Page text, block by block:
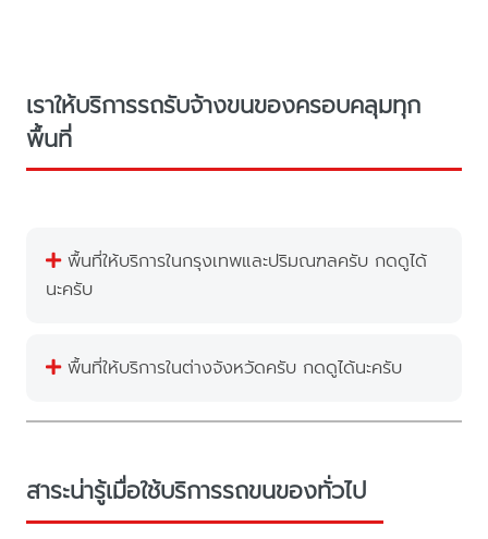
เราให้บริการรถรับจ้างขนของครอบคลุมทุก
พื้นที่
พื้นที่ให้บริการในกรุงเทพและปริมณฑลครับ กดดูได้
นะครับ
พื้นที่ให้บริการในต่างจังหวัดครับ กดดูได้นะครับ
สาระน่ารู้เมื่อใช้บริการรถขนของทั่วไป